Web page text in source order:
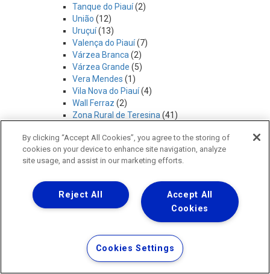
Tanque do Piauí(2)
União (12)
Uruçuí(13)
Valença do Piauí(7)
Várzea Branca (2)
Várzea Grande (5)
Vera Mendes (1)
Vila Nova do Piauí(4)
Wall Ferraz (2)
Zona Rural de Teresina(41)
Diversidade(1)
Empregos(6)
Esgotamento Sanitário(10)
Obras de Esgoto
Oeiras(1)
Pagamentos(1)
Responsabilidade Social(84)
SaneaMais Piauí(6)
Saneamento Salva(1)
By clicking “Accept All Cookies”, you agree to the storing of
cookies on your device to enhance site navigation, analyze
site usage, and assist in our marketing efforts.
Accept All
Cookies
Reject All
Cookies Settings